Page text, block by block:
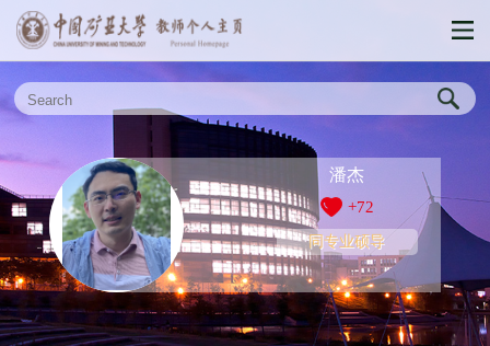
潘杰
+72
同专业硕导